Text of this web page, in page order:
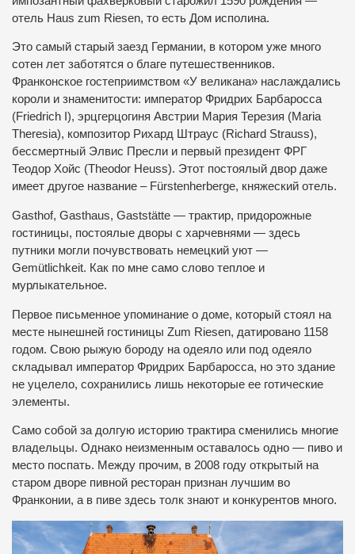
отель Haus zum Riesen, то есть Дом исполина.
Это самый старый заезд Германии, в котором уже много
сотен лет заботятся о благе путешественников.
Франконское гостеприимством «У великана» наслаждались
короли и знаменитости: император Фридрих Барбаросса
(Friedrich I), эрцгерцогиня Австрии Мария Терезия (Maria
Theresia), композитор Рихард Штраус (Richard Strauss),
бессмертный Элвис Пресли и первый президент ФРГ
Теодор Хойс (Theodor Heuss). Этот постоялый двор даже
имеет другое название – Fürstenherberge, княжеский отель.
Gasthof, Gasthaus, Gaststätte — трактир, придорожные
гостиницы, постоялые дворы с харчевнями — здесь
путники могли почувствовать немецкий уют —
Gemütlichkeit. Как по мне само слово теплое и
мурлыкательное.
Первое письменное упоминание о доме, который стоял на
месте нынешней гостиницы Zum Riesen, датировано 1158
годом. Свою рыжую бороду на одеяло или под одеяло
складывал император Фридрих Барбаросса, но это здание
не уцелело, сохранились лишь некоторые ее готические
элементы.
Само собой за долгую историю трактира сменились многие
владельцы. Однако неизменным оставалось одно — пиво и
место поспать. Между прочим, в 2008 году открытый на
старом дворе пивной ресторан признан лучшим во
Франконии, а в пиве здесь толк знают и конкурентов много.